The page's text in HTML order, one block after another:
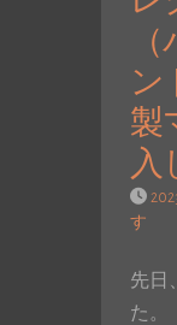
ン
製
入
す
先日
た。